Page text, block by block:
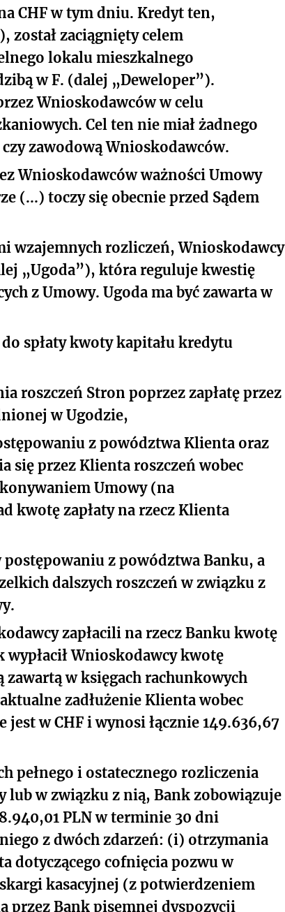
CHF w tym dniu. Kredyt ten,
został zaciągnięty celem
lokalu mieszkalnego
w F. (dalej „Deweloper”).
Wnioskodawców w celu
Cel ten nie miał żadnego
zawodową Wnioskodawców.
Wnioskodawców ważności Umowy
(...) toczy się obecnie przed Sądem
wzajemnych rozliczeń, Wnioskodawcy
„Ugoda”), która reguluje kwestię
z Umowy. Ugoda ma być zawarta w
spłaty kwoty kapitału kredytu
roszczeń Stron poprzez zapłatę przez
w Ugodzie,
z powództwa Klienta oraz
się przez Klienta roszczeń wobec
Umowy (na
kwotę zapłaty na rzecz Klienta
z powództwa Banku, a
dalszych roszczeń w związku z
zapłacili na rzecz Banku kwotę
wypłacił Wnioskodawcy kwotę
w księgach rachunkowych
zadłużenie Klienta wobec
w CHF i wynosi łącznie 149.636,67
pełnego i ostatecznego rozliczenia
lub w związku z nią, Bank zobowiązuje
PLN w terminie 30 dni
z dwóch zdarzeń: (i) otrzymania
dotyczącego cofnięcia pozwu w
kasacyjnej (z potwierdzeniem
przez Bank pisemnej dyspozycji